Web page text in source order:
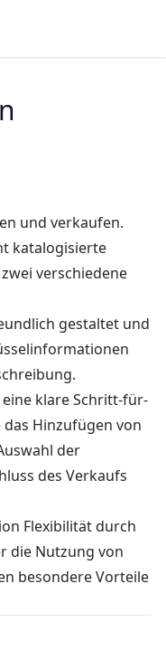
und verkaufen.
katalogisierte
verschiedene
gestaltet und
klare Schritt-für-
Hinzufügen von
der
des Verkaufs
Flexibilität durch
die Nutzung von
besondere Vorteile